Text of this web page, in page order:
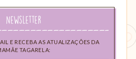
Newsletter
E RECEBA AS ATUALIZAÇÕES DA
TAGARELA: